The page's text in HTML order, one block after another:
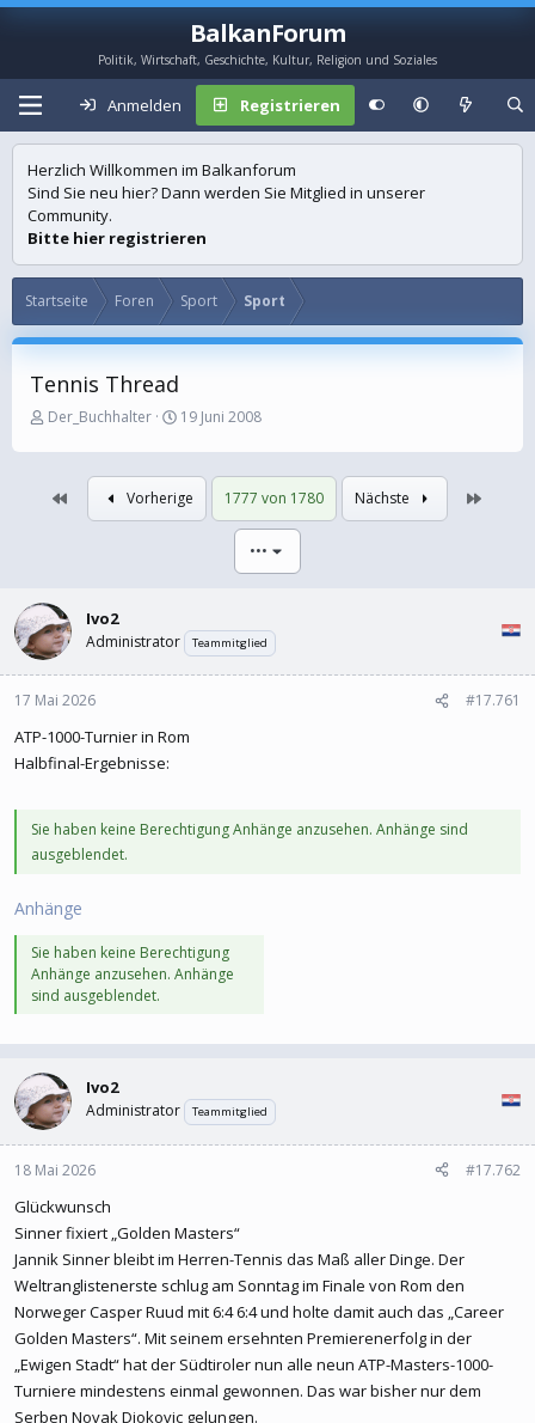
BalkanForum
Politik, Wirtschaft, Geschichte, Kultur, Religion und Soziales
Anmelden Registrieren
Herzlich Willkommen im Balkanforum
Sind Sie neu hier? Dann werden Sie Mitglied in unserer
Community.
Bitte hier registrieren
Startseite Foren Sport Sport
Tennis Thread
E
s
e
Der_Buchhalter
E
s
t
e
l
19 Juni 2008
Vorherige 1777 von 1780 Nächste
•••
Ivo2
Administrator Teammitglied
17 Mai 2026 #17.761
ATP-1000-Turnier in Rom
Halbfinal-Ergebnisse:
Sie haben keine Berechtigung Anhänge anzusehen. Anhänge sind
ausgeblendet.
Anhänge
Sie haben keine Berechtigung
Anhänge anzusehen. Anhänge
sind ausgeblendet.
Ivo2
Administrator Teammitglied
18 Mai 2026 #17.762
Glückwunsch
Sinner fixiert „Golden Masters“
Jannik Sinner bleibt im Herren-Tennis das Maß aller Dinge. Der
Weltranglistenerste schlug am Sonntag im Finale von Rom den
Norweger Casper Ruud mit 6:4 6:4 und holte damit auch das „Career
Golden Masters“. Mit seinem ersehnten Premierenerfolg in der
„Ewigen Stadt“ hat der Südtiroler nun alle neun ATP-Masters-1000-
Turniere mindestens einmal gewonnen. Das war bisher nur dem
Serben Novak Djokovic gelungen.